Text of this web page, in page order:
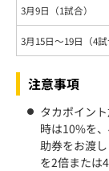
3月9日（1試合）
3月15日～19日（4試
注意事項
タカポイン
時は10%を
助券をお渡
を2倍または